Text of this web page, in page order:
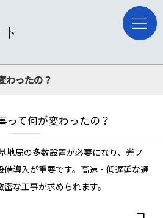
わったの？
って何が変わったの？
地局の多数設置が必要になり、光フ
備導入が重要です。高速・低遅延な通
な工事が求められます。